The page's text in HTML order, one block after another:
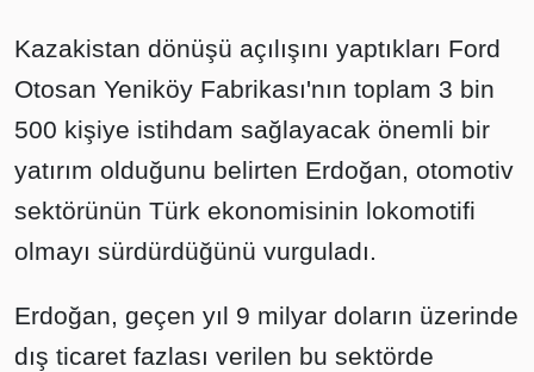
Kazakistan dönüşü açılışını yaptıkları Ford
Otosan Yeniköy Fabrikası'nın toplam 3 bin
500 kişiye istihdam sağlayacak önemli bir
yatırım olduğunu belirten Erdoğan, otomotiv
sektörünün Türk ekonomisinin lokomotifi
olmayı sürdürdüğünü vurguladı.
Erdoğan, geçen yıl 9 milyar doların üzerinde
dış ticaret fazlası verilen bu sektörde